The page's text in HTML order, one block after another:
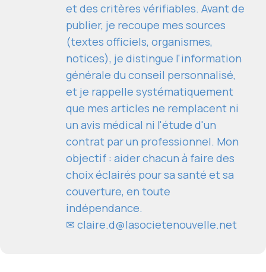
et des critères vérifiables. Avant de
publier, je recoupe mes sources
(textes officiels, organismes,
notices), je distingue l'information
générale du conseil personnalisé,
et je rappelle systématiquement
que mes articles ne remplacent ni
un avis médical ni l'étude d'un
contrat par un professionnel. Mon
objectif : aider chacun à faire des
choix éclairés pour sa santé et sa
couverture, en toute
indépendance.
✉ claire.d@lasocietenouvelle.net